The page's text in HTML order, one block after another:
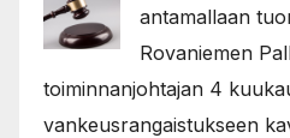
antamallaan
Rovaniemen
toiminnanjohtajan 4
vankeusrangaistukseen